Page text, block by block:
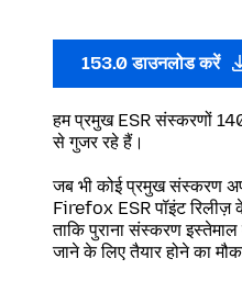
153.0 डाउनलोड करें
हम प्रमुख ESR संस्करणों
से गुजर रहे हैं।
जब भी कोई प्रमुख संस्करण
Firefox ESR पॉइंट रिलीज़
ताकि पुराना संस्करण
जाने के लिए तैयार होने का